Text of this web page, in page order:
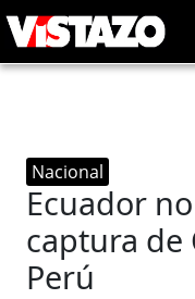
Nacional
Ecuador
captura de
Perú